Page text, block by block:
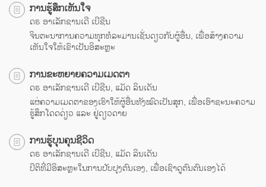
ການຮູ້ສຶກເຫັນໃຈ
ດຣ ອາເລັກຊານເດີ ເບີຊີນ
ຈິນຕະນາການຄວາມທຸກທໍລະມານເຊັ່ນດຽວກັບຜູ້ອື່ນ, ເພື່ອສ້າງຄວາມ
ເຫັນໃຈໃຫ້ເຂົາເປັນອິສະຫຼະ
ການຂະຫຍາຍຄວາມເມດຕາ
ດຣ ອາເລັກຊານເດີ ເບີຊີນ, ແມັດ ລິນເດັນ
ແຜ່ຄວາມເມດຕາຂອງເຮົາໃຫ້ຜູ້ອື່ນທັງໝົດເປັນສຸກ, ເພື່ອເອົາຊະນະຄວາມ
ຮູ້ສຶກໂດດດ່ຽວ ແລະ ຢູ່ດຽວດາຍ
ການຮູ້ບຸນຄຸນຊີວິດ
ດຣ ອາເລັກຊານເດີ ເບີຊີນ, ແມັດ ລິນເດັນ
ປິຕິທີ່ມີອິສະຫຼະໃນການປັບປຸງຕົນເອງ, ເພື່ອເຊົາດູຕົນຕົນເອງໄດ້